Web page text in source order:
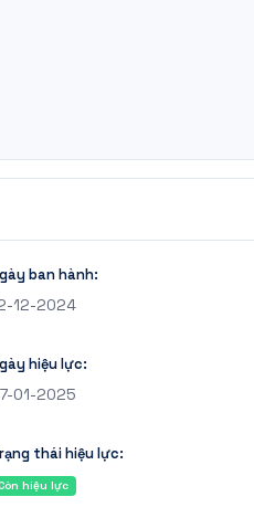
ban hành:
12-2024
hiệu lực:
01-2025
thái hiệu lực:
hiệu lực